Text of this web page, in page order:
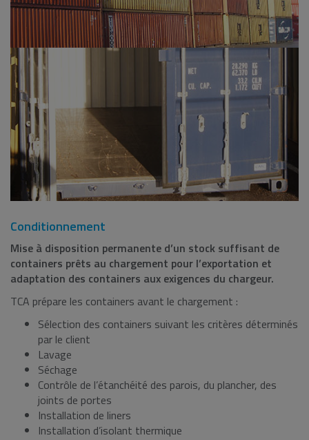
Conditionnement
Mise à disposition permanente d’un stock suffisant de
containers prêts au chargement pour l’exportation et
adaptation des containers aux exigences du chargeur.
TCA prépare les containers avant le chargement :
Sélection des containers suivant les critères déterminés
par le client
Lavage
Séchage
Contrôle de l’étanchéité des parois, du plancher, des
joints de portes
Installation de liners
Installation d’isolant thermique